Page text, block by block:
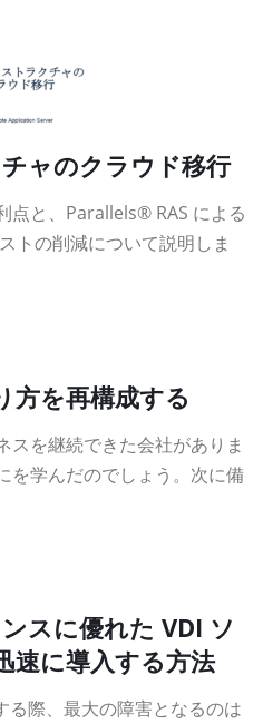
ャのクラウド移行
点と、Parallels® RAS による
トの削減について説明しま
方を再構成する
スを継続できた会社がありま
を学んだのでしょう。次に備
スに優れた VDI ソ
速に導入する方法
る際、最大の障害となるのは